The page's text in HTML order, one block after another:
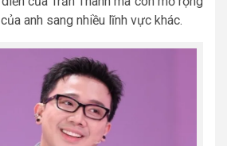
anh sang nhiều lĩnh vực khác.